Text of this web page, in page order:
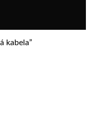
kabela”